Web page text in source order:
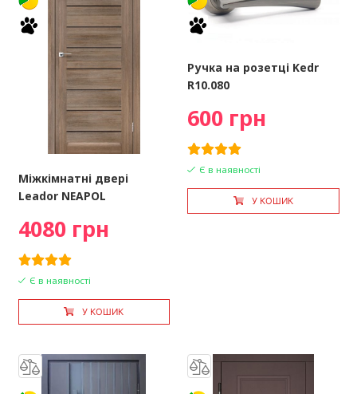
Міжкімнатні двері
Leador NEAPOL
4080 грн
Є в наявності
У КОШИК
Ручка на розетці Kedr
R10.080
600 грн
Є в наявності
У КОШИК